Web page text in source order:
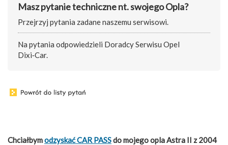
Masz pytanie techniczne nt. swojego Opla?
Przejrzyj pytania zadane naszemu serwisowi.
Na pytania odpowiedzieli Doradcy Serwisu Opel
Dixi‑Car.
Chciałbymodzyskać CAR PASSdo mojego opla Astra II z 2004